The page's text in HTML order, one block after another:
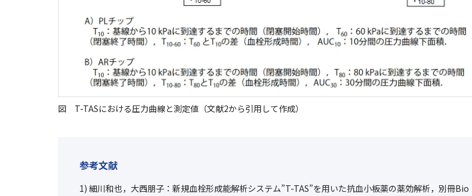
図 T-TASにおける圧力曲線と測定値（文献2から引用して作成）
参考文献
1) 細川和也，大西朋子：新規血栓形成能解析システム”T-TAS”を用いた抗血小板薬の薬効解析，別冊Bio